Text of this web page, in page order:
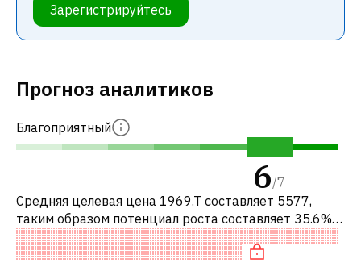
Зарегистрируйтесь
Прогноз аналитиков
Благоприятный
6/7
Средняя целевая цена 1969.T составляет 5577,
таким образом потенциал роста составляет 35.6%.
Обычно это означает рекомендацию «ПОКУПАТЬ»
среди инвестиционных компаний или